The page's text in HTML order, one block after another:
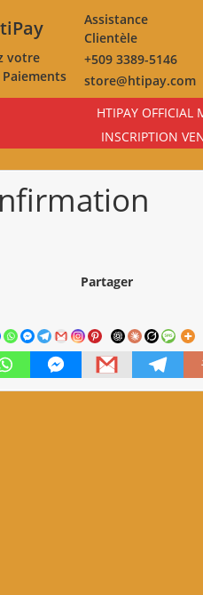
votre
Assistance
Clientèle
+509 3389-5146
store@htipay.com
HTIPAY OFFICIAL
INSCRIPTION
Partager